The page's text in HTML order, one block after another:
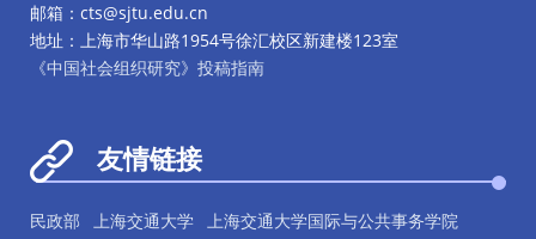
邮箱：cts@sjtu.edu.cn
地址：上海市华山路1954号徐汇校区新建楼123室
《中国社会组织研究》投稿指南
友情链接
民政部 上海交通大学 上海交通大学国际与公共事务学院